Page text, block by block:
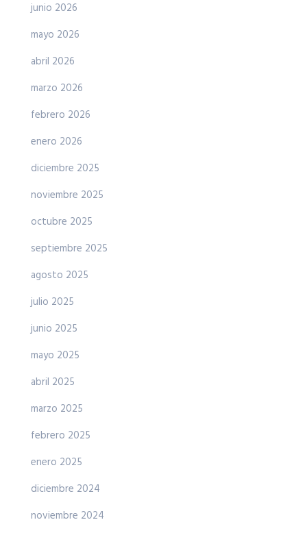
junio 2026
mayo 2026
abril 2026
marzo 2026
febrero 2026
enero 2026
diciembre 2025
noviembre 2025
octubre 2025
septiembre 2025
agosto 2025
julio 2025
junio 2025
mayo 2025
abril 2025
marzo 2025
febrero 2025
enero 2025
diciembre 2024
noviembre 2024